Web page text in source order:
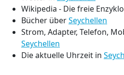
Wikipedia - Die freie
Bücher überSeychellen
Strom, Adapter, Telefon,
Seychellen
Die aktuelle Uhrzeit in